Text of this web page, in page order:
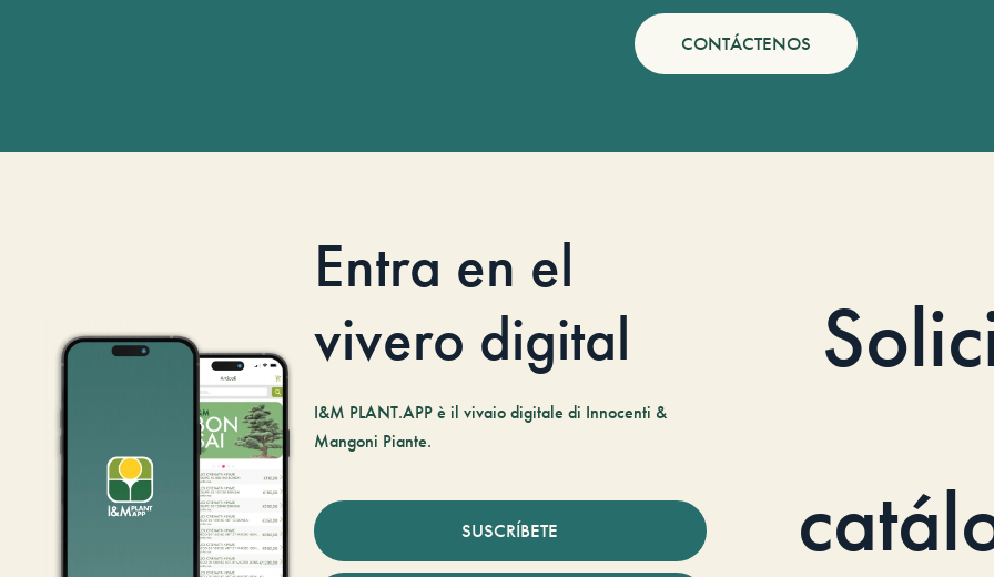
CONTÁCTENOS
Entra en el
vivero digital
I&M PLANT.APP è il vivaio digitale di Innocenti &
Mangoni Piante.
SUSCRÍBETE